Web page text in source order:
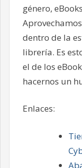
género,
dentro de la
librería. Es
el de los
hacernos un
Enlaces: